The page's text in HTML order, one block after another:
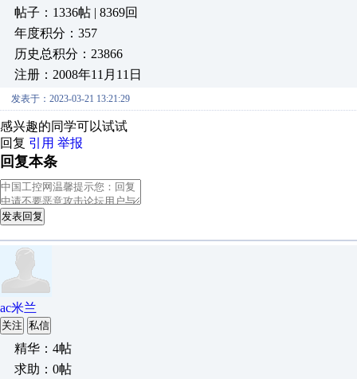
帖子：1336帖 | 8369回
年度积分：357
历史总积分：23866
注册：2008年11月11日
发表于：2023-03-21 13:21:29
感兴趣的同学可以试试
回复 引用 举报
回复本条
发表回复
ac米兰
关注 私信
精华：4帖
求助：0帖